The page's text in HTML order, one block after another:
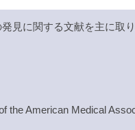
見に関する文献を主に取
the American Medical